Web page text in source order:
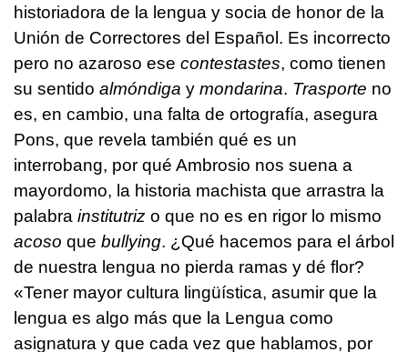
historiadora de la lengua y socia de honor de la
Unión de Correctores del Español. Es incorrecto
pero no azaroso ese contestastes, como tienen
su sentido almóndiga y mondarina. Trasporte no
es, en cambio, una falta de ortografía, asegura
Pons, que revela también qué es un
interrobang, por qué Ambrosio nos suena a
mayordomo, la historia machista que arrastra la
palabra institutriz o que no es en rigor lo mismo
acoso que bullying. ¿Qué hacemos para el árbol
de nuestra lengua no pierda ramas y dé flor?
«Tener mayor cultura lingüística, asumir que la
lengua es algo más que la Lengua como
asignatura y que cada vez que hablamos, por